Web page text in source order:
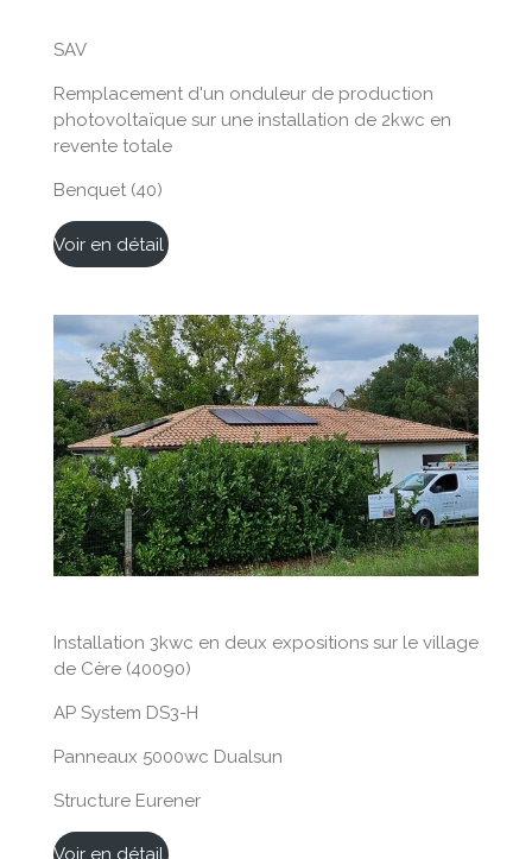
SAV
Remplacement d'un onduleur de production
photovoltaïque sur une installation de 2kwc en
revente totale
Benquet (40)
Voir en détail
Installation 3kwc en deux expositions sur le village
de Cère (40090)
AP System DS3-H
Panneaux 5000wc Dualsun
Structure Eurener